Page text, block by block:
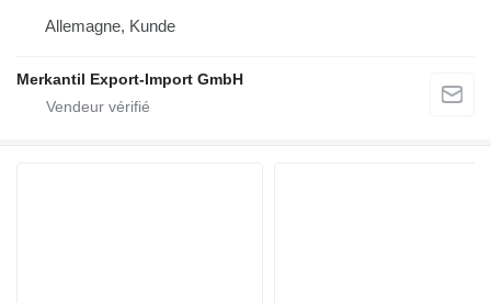
Allemagne, Kunde
Merkantil Export-Import GmbH